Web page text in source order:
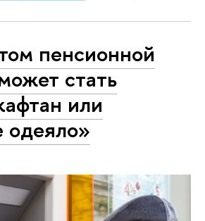
пенсионной
стать
или
одеяло»